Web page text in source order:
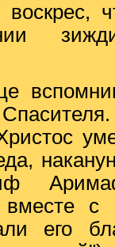
воскрес,
вместе
его